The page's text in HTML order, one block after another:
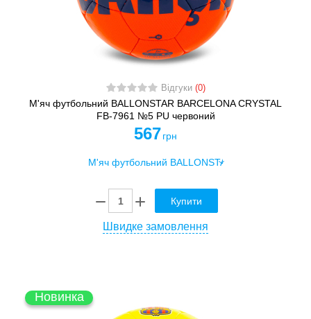
Відгуки (0)
М'яч футбольний BALLONSTAR BARCELONA CRYSTAL
FB-7961 №5 PU червоний
567 грн
Купити
Швидке замовлення
Новинка